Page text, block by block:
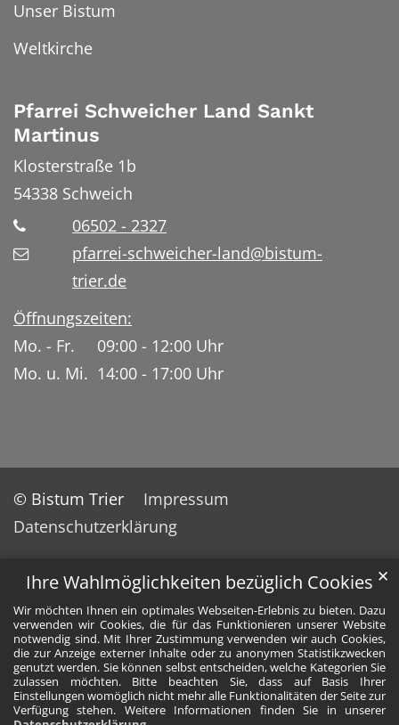
Ihre Wahlmöglichkeiten bezüglich Cookies
Wir möchten Ihnen ein optimales Webseiten-Erlebnis zu bieten. Dazu
verwenden wir Cookies, die für das Funktionieren unserer Website
notwendig sind. Mit Ihrer Zustimmung verwenden wir auch Cookies,
die zur Anzeige externer Inhalte oder zu anonymen Statistikzwecken
genutzt werden. Sie können selbst entscheiden, welche Kategorien Sie
zulassen möchten. Bitte beachten Sie, dass auf Basis Ihrer
Einstellungen womöglich nicht mehr alle Funktionalitäten der Seite zur
Verfügung stehen. Weitere Informationen finden Sie in unserer
✕
Unser Bistum
Weltkirche
Pfarrei Schweicher Land Sankt
Martinus
Klosterstraße 1b
54338 Schweich
06502 - 2327
pfarrei-schweicher-land@bistum-
trier.de
Öffnungszeiten:
Mo. - Fr. 09:00 - 12:00 Uhr
Mo. u. Mi. 14:00 - 17:00 Uhr
© Bistum Trier
Impressum
Datenschutzerklärung